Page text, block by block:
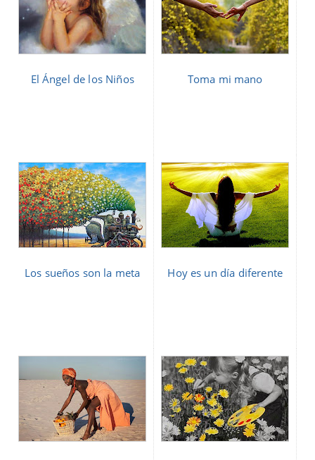
El Ángel de los Niños Toma mi mano
Los sueños son la meta Hoy es un día diferente